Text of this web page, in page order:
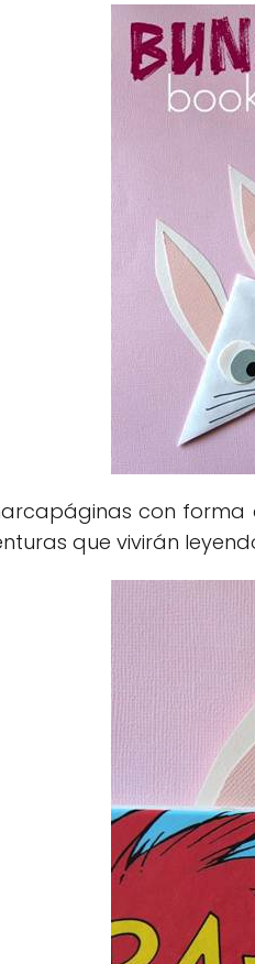
con
que vivirán